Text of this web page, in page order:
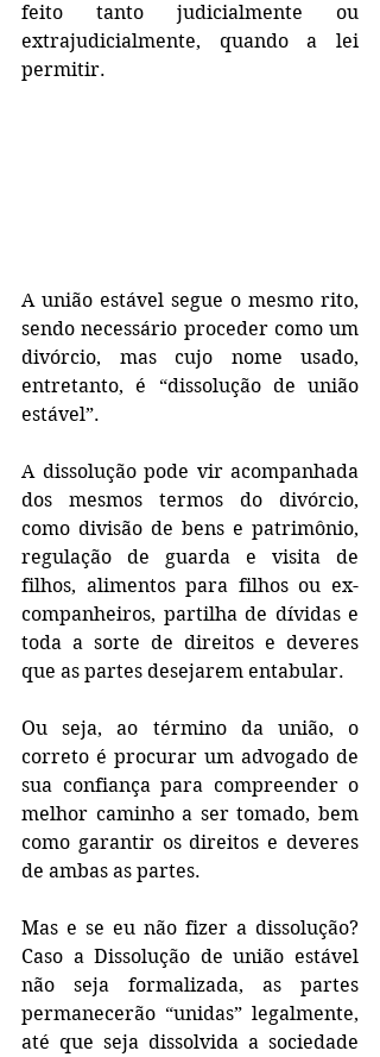
feito tanto judicialmente ou
extrajudicialmente, quando a lei
permitir.
A união estável segue o mesmo rito,
sendo necessário proceder como um
divórcio, mas cujo nome usado,
entretanto, é “dissolução de união
estável”.
A dissolução pode vir acompanhada
dos mesmos termos do divórcio,
como divisão de bens e patrimônio,
regulação de guarda e visita de
filhos, alimentos para filhos ou ex-
companheiros, partilha de dívidas e
toda a sorte de direitos e deveres
que as partes desejarem entabular.
Ou seja, ao término da união, o
correto é procurar um advogado de
sua confiança para compreender o
melhor caminho a ser tomado, bem
como garantir os direitos e deveres
de ambas as partes.
Mas e se eu não fizer a dissolução?
Caso a Dissolução de união estável
não seja formalizada, as partes
permanecerão “unidas” legalmente,
até que seja dissolvida a sociedade